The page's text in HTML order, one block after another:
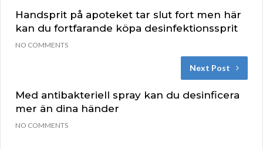
Handsprit på apoteket tar slut fort men här
kan du fortfarande köpa desinfektionssprit
NO COMMENTS
Next Post
Med antibakteriell spray kan du desinficera
mer än dina händer
NO COMMENTS